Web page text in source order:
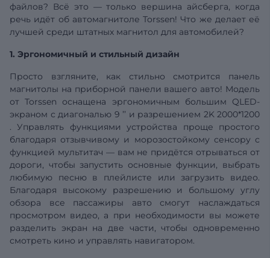
файлов? Всё это — только вершина айсберга, когда
речь идёт об автомагнитоле Torssen! Что же делает её
лучшей среди штатных магнитол для автомобилей?
1. Эргономичный и стильный дизайн
Просто взгляните, как стильно смотрится панель
магнитолы на приборной панели вашего авто! Модель
от Torssen оснащена эргономичным большим QLED-
экраном с диагональю 9 ’’ и разрешением 2K 2000*1200
. Управлять функциями устройства проще простого
благодаря отзывчивому и морозостойкому сенсору с
функцией мультитач — вам не придётся отрываться от
дороги, чтобы запустить основные функции, выбрать
любимую песню в плейлисте или загрузить видео.
Благодаря высокому разрешению и большому углу
обзора все пассажиры авто смогут наслаждаться
просмотром видео, а при необходимости вы можете
разделить экран на две части, чтобы одновременно
смотреть кино и управлять навигатором.